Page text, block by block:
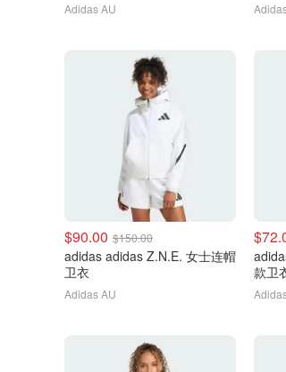
Adidas AU
$90.00 $150.00
adidas adidas Z.N.E. 女士连帽
卫衣
Adidas AU
款卫